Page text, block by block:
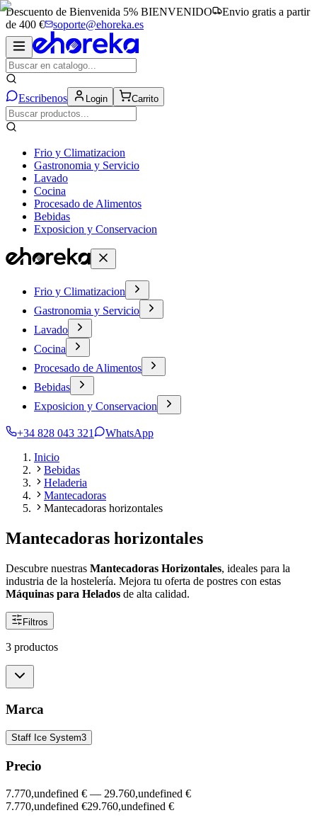
Descuento de Bienvenida 5% BIENVENIDO
Envio gratis a partir
de 400 €
soporte@ehoreka.es
Escribenos Login Carrito
Frio y Climatizacion
Gastronomia y Servicio
Lavado
Cocina
Procesado de Alimentos
Bebidas
Exposicion y Conservacion
Frio y Climatizacion
Gastronomia y Servicio
Lavado
Cocina
Procesado de Alimentos
Bebidas
Exposicion y Conservacion
+34 828 043 321
WhatsApp
Inicio
Bebidas
Heladeria
Mantecadoras
Mantecadoras horizontales
Mantecadoras horizontales
Descubre nuestras Mantecadoras Horizontales, ideales para la
industria de la hostelería. Mejora tu oferta de postres con estas
Máquinas para Helados de alta calidad.
Filtros
3 productos
Marca
Staff Ice System3
Precio
7.770,undefined € — 29.760,undefined €
7.770,undefined €29.760,undefined €